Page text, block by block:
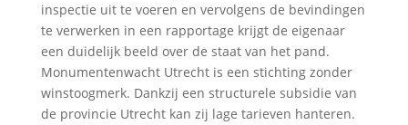
inspectie uit te voeren en vervolgens de bevindingen
te verwerken in een rapportage krijgt de eigenaar
een duidelijk beeld over de staat van het pand.
Monumentenwacht Utrecht is een stichting zonder
winstoogmerk. Dankzij een structurele subsidie van
de provincie Utrecht kan zij lage tarieven hanteren.